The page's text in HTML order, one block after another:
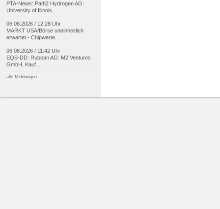
PTA-News: Path2 Hydrogen AG:
University of Illinois...
06.08.2026 / 12:28 Uhr
MARKT USA/Börse uneinheitlich
erwartet - Chipwerte...
06.08.2026 / 11:42 Uhr
EQS-DD: Rubean AG: M2 Ventures
GmbH, Kauf...
alle Meldungen